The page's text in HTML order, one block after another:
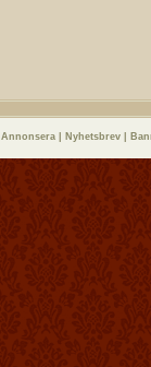
Annonsera Nyhetsbrev